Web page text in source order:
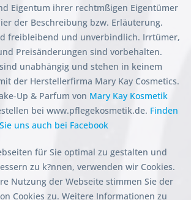
Eigentum ihrer rechtmßigen Eigentümer
der Beschreibung bzw. Erläuterung.
freibleibend und unverbindlich. Irrtümer,
Preisänderungen sind vorbehalten.
unabhängig und stehen in keinem
der Herstellerfirma Mary Kay Cosmetics.
Up & Parfum von Mary Kay Kosmetik
bei www.pflegekosmetik.de. Finden
Sie uns auch bei Facebook
für Sie optimal zu gestalten und
zu k?nnen, verwenden wir Cookies.
Nutzung der Webseite stimmen Sie der
Cookies zu. Weitere Informationen zu